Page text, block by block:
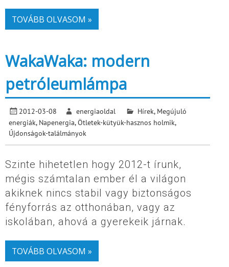
TOVÁBB OLVASOM »
WakaWaka: modern
petróleumlámpa
2012-03-08 energiaoldal Hírek, Megújuló
energiák, Napenergia,Ötletek-kütyük-hasznos holmik,
Újdonságok-találmányok
Szinte hihetetlen hogy 2012-t írunk,
mégis számtalan ember él a világon
akiknek nincs stabil vagy biztonságos
fényforrás az otthonában, vagy az
iskolában, ahová a gyerekeik járnak.
TOVÁBB OLVASOM »